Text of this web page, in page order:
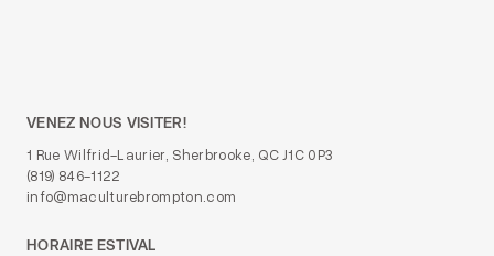
VENEZ NOUS VISITER!
1 Rue Wilfrid-Laurier, Sherbrooke, QC J1C 0P3
(819) 846-1122
info@maculturebrompton.com
HORAIRE ESTIVAL